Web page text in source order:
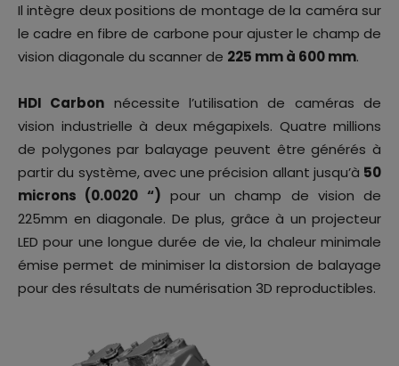
Il intègre deux positions de montage de la caméra sur
le cadre en fibre de carbone pour ajuster le champ de
vision diagonale du scanner de 225 mm à 600 mm.
HDI Carbon nécessite l’utilisation de caméras de
vision industrielle à deux mégapixels. Quatre millions
de polygones par balayage peuvent être générés à
partir du système, avec une précision allant jusqu’à 50
microns (0.0020 “) pour un champ de vision de
225mm en diagonale. De plus, grâce à un projecteur
LED pour une longue durée de vie, la chaleur minimale
émise permet de minimiser la distorsion de balayage
pour des résultats de numérisation 3D reproductibles.